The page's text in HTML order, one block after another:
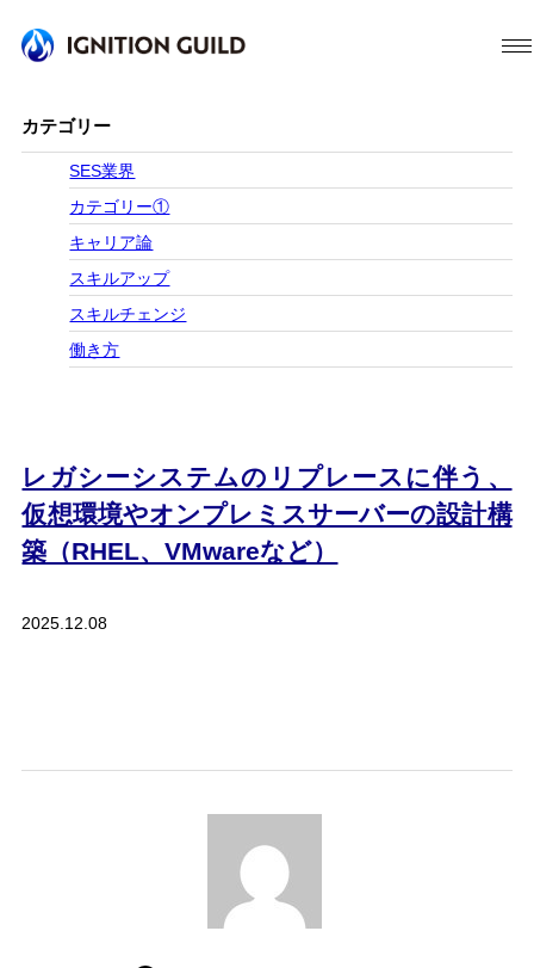
カテゴリー
SES業界
カテゴリー①
キャリア論
スキルアップ
スキルチェンジ
働き方
レガシーシステムのリプレースに伴う、
仮想環境やオンプレミスサーバーの設計構
築（RHEL、VMwareなど）
2025.12.08